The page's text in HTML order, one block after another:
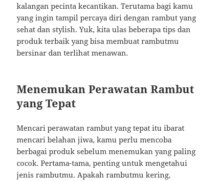
kalangan pecinta kecantikan. Terutama bagi kamu
yang ingin tampil percaya diri dengan rambut yang
sehat dan stylish. Yuk, kita ulas beberapa tips dan
produk terbaik yang bisa membuat rambutmu
bersinar dan terlihat menawan.
Menemukan Perawatan Rambut
yang Tepat
Mencari perawatan rambut yang tepat itu ibarat
mencari belahan jiwa, kamu perlu mencoba
berbagai produk sebelum menemukan yang paling
cocok. Pertama-tama, penting untuk mengetahui
jenis rambutmu. Apakah rambutmu kering,